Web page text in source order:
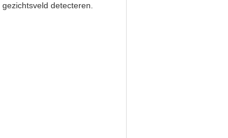
detecteren.